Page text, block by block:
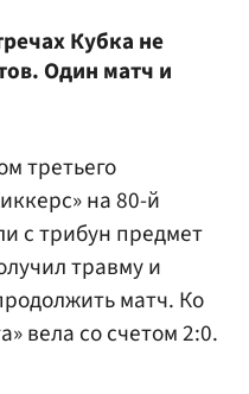
Кубка не
Один матч и
третьего
на 80-й
с трибун предмет
травму и
матч. Ко
вела со счетом 2:0.